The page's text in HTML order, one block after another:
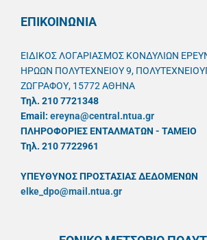
ΕΠΙΚΟΙΝΩΝΙΑ
ΕΙΔΙΚΟΣ ΛΟΓΑΡΙΑΣΜΟΣ ΚΟΝΔΥΛΙΩΝ
ΗΡΩΩΝ ΠΟΛΥΤΕΧΝΕΙΟΥ 9,
ΖΩΓΡΑΦΟΥ, 15772 ΑΘΗΝΑ
Τηλ. 210 7721348
Email: ereyna@central.ntua.gr
ΠΛΗΡΟΦΟΡΙΕΣ ΕΝΤΑΛΜΑΤΩΝ - ΤΑΜΕΙΟ
Τηλ. 210 7722961
ΥΠΕΥΘYΝΟΣ ΠΡΟΣΤΑΣΙΑΣ ΔΕΔΟΜΕΝΩΝ
elke_dpo@mail.ntua.gr